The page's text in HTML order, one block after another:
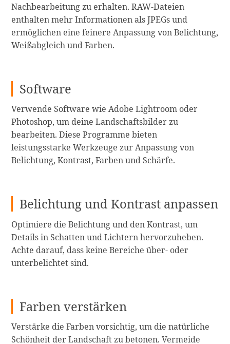
Nachbearbeitung zu erhalten. RAW-Dateien
enthalten mehr Informationen als JPEGs und
ermöglichen eine feinere Anpassung von Belichtung,
Weißabgleich und Farben.
Software
Verwende Software wie Adobe Lightroom oder
Photoshop, um deine Landschaftsbilder zu
bearbeiten. Diese Programme bieten
leistungsstarke Werkzeuge zur Anpassung von
Belichtung, Kontrast, Farben und Schärfe.
Belichtung und Kontrast anpassen
Optimiere die Belichtung und den Kontrast, um
Details in Schatten und Lichtern hervorzuheben.
Achte darauf, dass keine Bereiche über- oder
unterbelichtet sind.
Farben verstärken
Verstärke die Farben vorsichtig, um die natürliche
Schönheit der Landschaft zu betonen. Vermeide